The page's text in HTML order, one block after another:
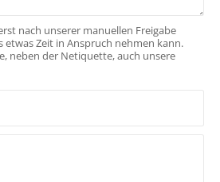
nach unserer manuellen Freigabe
etwas Zeit in Anspruch nehmen kann.
neben der Netiquette, auch unsere